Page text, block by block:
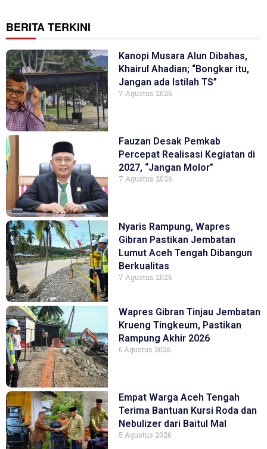
BERITA TERKINI
Kanopi Musara Alun Dibahas,
Khairul Ahadian; “Bongkar itu,
Jangan ada Istilah TS”
7 Agustus 2026
Fauzan Desak Pemkab
Percepat Realisasi Kegiatan di
2027, “Jangan Molor”
7 Agustus 2026
Nyaris Rampung, Wapres
Gibran Pastikan Jembatan
Lumut Aceh Tengah Dibangun
Berkualitas
7 Agustus 2026
Wapres Gibran Tinjau Jembatan
Krueng Tingkeum, Pastikan
Rampung Akhir 2026
6 Agustus 2026
Empat Warga Aceh Tengah
Terima Bantuan Kursi Roda dan
Nebulizer dari Baitul Mal
5 Agustus 2026